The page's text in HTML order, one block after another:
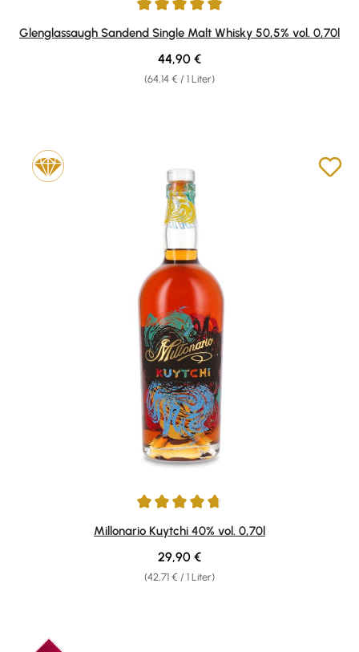
Durchschnittliche Bewertung von 5 von 5 Sternen
Glenglassaugh Sandend Single Malt Whisky 50,5% vol. 0,70l
(64,14 € / 1 Liter)
Regulärer Preis:
44,90 €
Durchschnittliche Bewertung von 4.8 von 5 Sternen
Millonario Kuytchi 40% vol. 0,70l
(42,71 € / 1 Liter)
Regulärer Preis:
29,90 €